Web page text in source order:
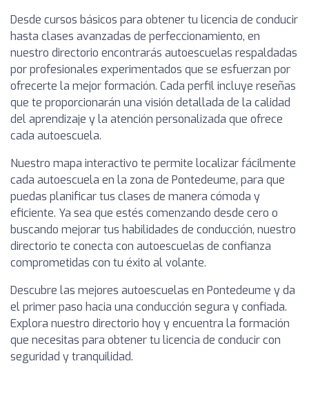
Desde cursos básicos para obtener tu licencia de conducir
hasta clases avanzadas de perfeccionamiento, en
nuestro directorio encontrarás autoescuelas respaldadas
por profesionales experimentados que se esfuerzan por
ofrecerte la mejor formación. Cada perfil incluye reseñas
que te proporcionarán una visión detallada de la calidad
del aprendizaje y la atención personalizada que ofrece
cada autoescuela.
Nuestro mapa interactivo te permite localizar fácilmente
cada autoescuela en la zona de Pontedeume, para que
puedas planificar tus clases de manera cómoda y
eficiente. Ya sea que estés comenzando desde cero o
buscando mejorar tus habilidades de conducción, nuestro
directorio te conecta con autoescuelas de confianza
comprometidas con tu éxito al volante.
Descubre las mejores autoescuelas en Pontedeume y da
el primer paso hacia una conducción segura y confiada.
Explora nuestro directorio hoy y encuentra la formación
que necesitas para obtener tu licencia de conducir con
seguridad y tranquilidad.